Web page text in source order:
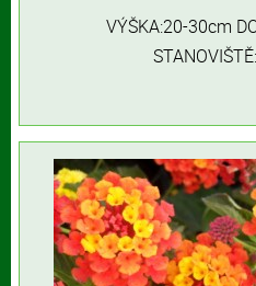
VÝŠKA:20-30cm